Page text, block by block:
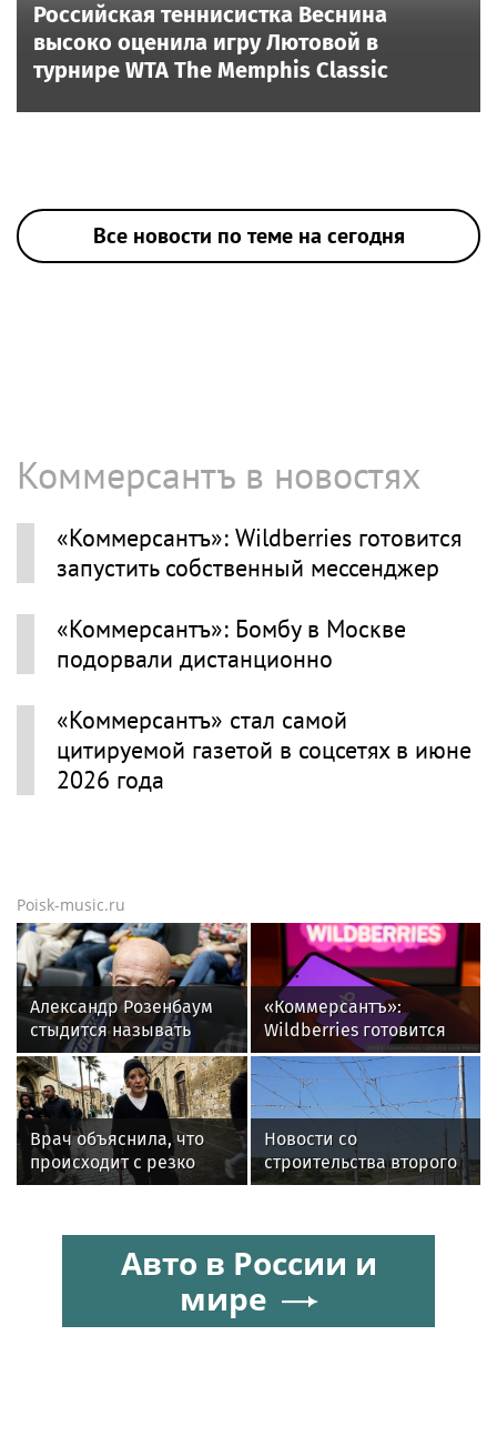
Российская теннисистка Веснина
высоко оценила игру Лютовой в
турнире WTA The Memphis Classic
Все новости по теме на сегодня
Коммерсантъ в новостях
«Коммерсантъ»: Wildberries готовится
запустить собственный мессенджер
«Коммерсантъ»: Бомбу в Москве
подорвали дистанционно
«Коммерсантъ» стал самой
цитируемой газетой в соцсетях в июне
2026 года
Poisk-music.ru
Александр Розенбаум
стыдится называть
себя звездой
«Коммерсантъ»:
Wildberries готовится
запустить собственный
мессенджер
Врач объяснила, что
происходит с резко
похудевшей Пугачёвой:
Новости со
строительства второго
этапа линии
Авто в России и
мире